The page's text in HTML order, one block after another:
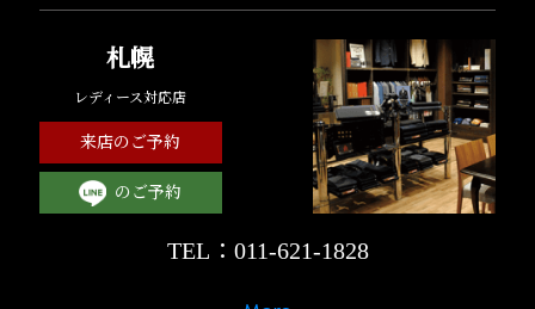
札幌
レディース対応店
来店のご予約
のご予約
TEL：011-621-1828